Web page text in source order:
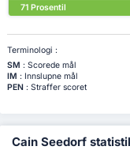
71 Prosentil
Terminologi :
SM : Scorede mål
IM : Innslupne mål
PEN: Straffer scoret
Cain Seedorf